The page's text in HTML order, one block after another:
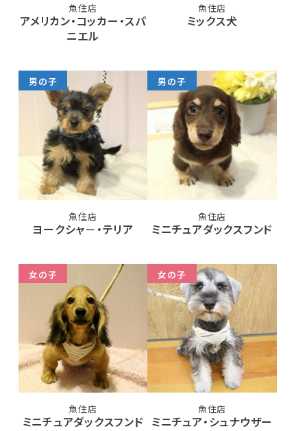
魚住店
アメリカン・コッカー・スパ
ニエル
魚住店
ミックス犬
男の子
魚住店
ヨークシャ－・テリア
男の子
魚住店
ミニチュアダックスフンド
女の子
魚住店
ミニチュアダックスフンド
女の子
魚住店
ミニチュア・シュナウザー